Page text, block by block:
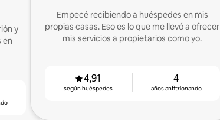
y
en
Empecé recibiendo a huéspedes en mis
propias casas. Eso es lo que me llevó a ofrecer
mis servicios a propietarios como yo.
4,91
según huéspedes
4
años anfitrionando